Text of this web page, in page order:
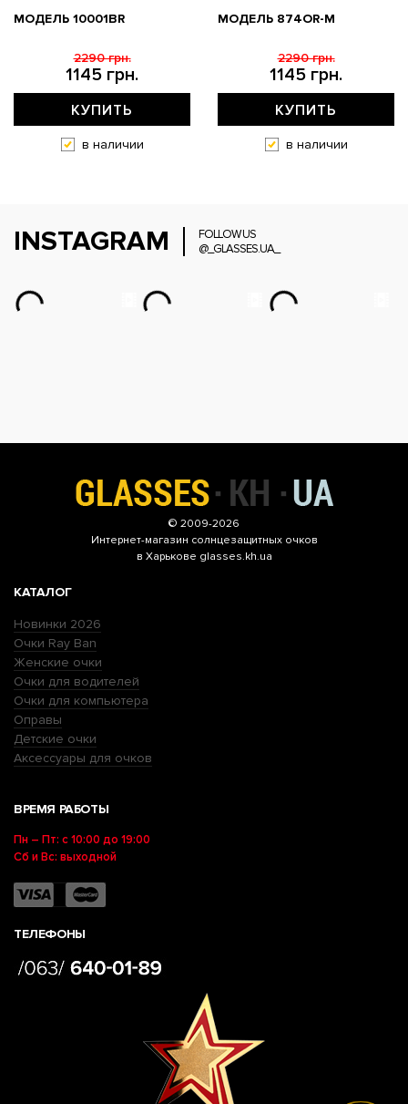
МОДЕЛЬ 10001BR
1145 грн.
2290 грн.
КУПИТЬ
в наличии
МОДЕЛЬ 874OR-M
1145 грн.
2290 грн.
КУПИТЬ
в наличии
INSTAGRAM
FOLLOW US
@_GLASSES.UA_
© 2009-2026
Интернет-магазин солнцезащитных очков
в Харькове glasses.kh.ua
КАТАЛОГ
Новинки 2026
Очки Ray Ban
Женские очки
Очки для водителей
Очки для компьютера
Оправы
Детские очки
Аксессуары для очков
ВРЕМЯ РАБОТЫ
Пн – Пт: с 10:00 до 19:00
Сб и Вс: выходной
ТЕЛЕФОНЫ